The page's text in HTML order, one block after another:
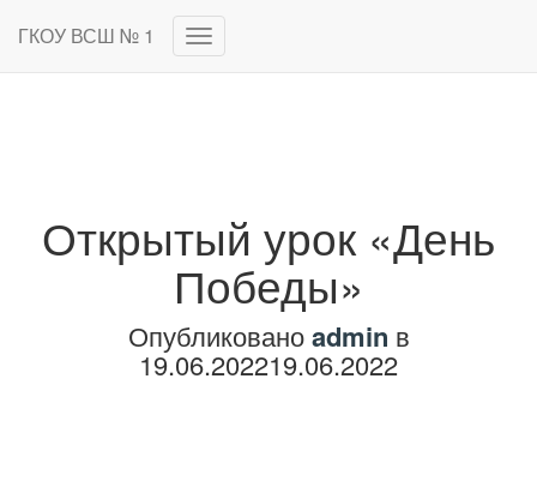
ГКОУ ВСШ № 1
Переключить
навигацию
Открытый урок «День
Победы»
Опубликованоadmin в
19.06.202219.06.2022